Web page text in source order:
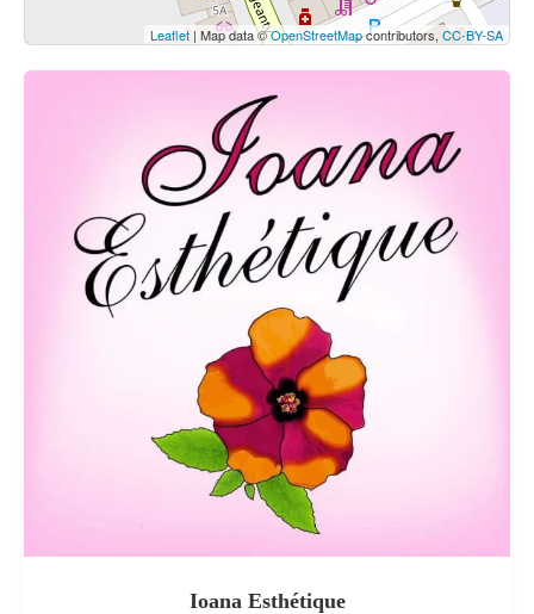
Leaflet | Map data ©OpenStreetMapcontributors, CC-BY-SA
Ioana Esthétique